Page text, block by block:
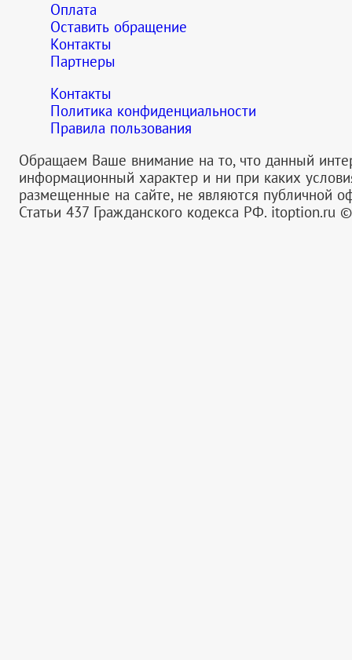
Оплата
Оставить обращение
Контакты
Партнеры
Контакты
Политика конфиденциальности
Правила пользования
Обращаем Ваше внимание на то, что данный
информационный характер и ни при каких
размещенные на сайте, не являются публичной
Статьи 437 Гражданского кодекса РФ. itoption.ru